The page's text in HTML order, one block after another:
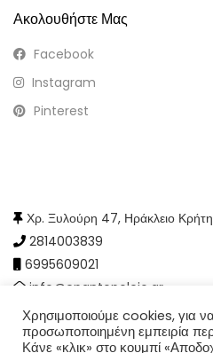
Χρ. Ξυλούρη 47, Ηράκλειο
2814003839
6995609021
info@epantopoleio.gr
Ακολουθήστε Μας
Facebook
Instagram
Pinterest
Χρησιμοποιούμε cookies, για
προσωποποιημένη εμπειρία
Κάνε «κλικ» στο κουμπί